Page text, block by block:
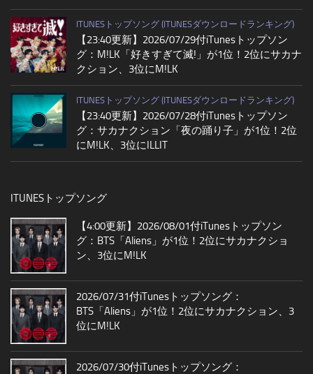
ITUNESトップソング (ITUNESダウンロードランキング)
【23:40更新】2026/07/29付iTunesトップソン
グ：M!LK「好きすぎて滅!」が1位！2位にサカナ
クション、3位にM!LK
ITUNESトップソング (ITUNESダウンロードランキング)
【23:40更新】2026/07/28付iTunesトップソン
グ：サカナクション「夜の踊り子」が1位！2位
にM!LK、3位にILLIT
ITUNESトップソング
【4:00更新】2026/08/01付iTunesトップソン
グ：BTS「Aliens」が1位！2位にサカナクショ
ン、3位にM!LK
2026/07/31付iTunesトップソング：
BTS「Aliens」が1位！2位にサカナクション、3
位にM!LK
2026/07/30付iTunesトップソング：